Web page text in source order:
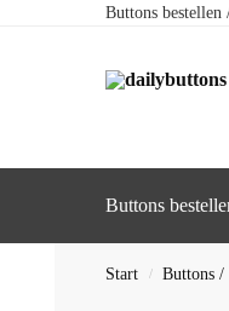
Buttons
Buttons
Start / Buttons /